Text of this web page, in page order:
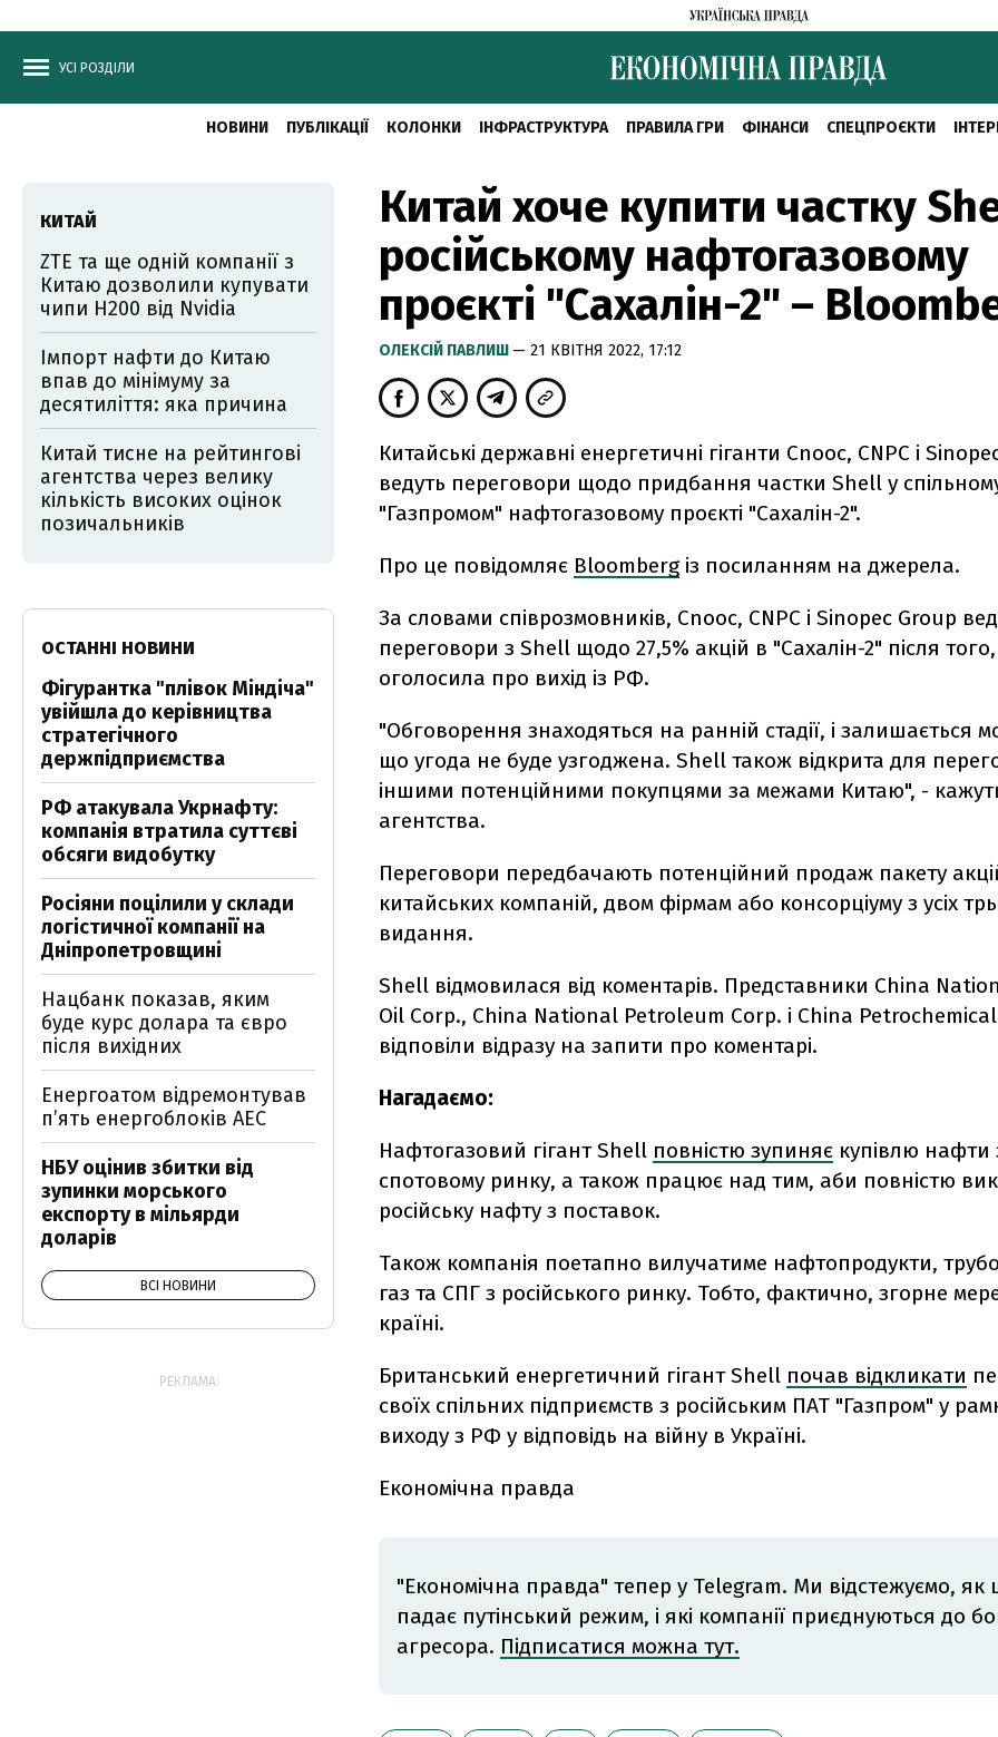
УСІ РОЗДІЛИ
НОВИНИ ПУБЛІКАЦІЇ КОЛОНКИ ІНФРАСТРУКТУРА ПРАВИЛА ГРИ ФІНАНСИ СПЕЦПРОЄКТИ
Китай хоче купити частку
російському нафтогазовому
проєкті "Сахалін-2" –
ОЛЕКСІЙ ПАВЛИШ — 21 КВІТНЯ 2022, 17:12
Китайські державні енергетичні гіганти Cnooc, CNPC і
ведуть переговори щодо придбання частки Shell у
"Газпромом" нафтогазовому проєкті "Сахалін-2".
Про це повідомляє Bloombergіз посиланням на джерела.
За словами співрозмовників, Cnooc, CNPC і Sinopec Group
переговори з Shell щодо 27,5% акцій в "Сахалін-2" після
оголосила про вихід із РФ.
"Обговорення знаходяться на ранній стадії, і залишається
що угода не буде узгоджена. Shell також відкрита для
іншими потенційними покупцями за межами Китаю", -
агентства.
Переговори передбачають потенційний продаж пакету
китайських компаній, двом фірмам або консорціуму з усіх
видання.
Shell відмовилася від коментарів. Представники China
Oil Corp., China National Petroleum Corp. і China
відповіли відразу на запити про коментарі.
Нагадаємо:
Нафтогазовий гігант Shell повністю зупиняє купівлю нафти
спотовому ринку, а також працює над тим, аби повністю
російську нафту з поставок.
Також компанія поетапно вилучатиме нафтопродукти,
газ та СПГ з російського ринку. Тобто, фактично, згорне
країні.
Британський енергетичний гігант Shell почав відкликати
своїх спільних підприємств з російським ПАТ "Газпром" у
виходу з РФ у відповідь на війну в Україні.
Економічна правда
"Економічна правда" тепер у Telegram. Ми відстежуємо, як
падає путінський режим, і які компанії приєднуються до
агресора. Підписатися можна тут.
КИТАЙ
ZTE та ще одній компанії з
Китаю дозволили купувати
чипи H200 від Nvidia
Імпорт нафти до Китаю
впав до мінімуму за
десятиліття: яка причина
Китай тисне на рейтингові
агентства через велику
кількість високих оцінок
позичальників
ОСТАННІ НОВИНИ
Фігурантка "плівок Міндіча"
увійшла до керівництва
стратегічного
держпідприємства
РФ атакувала Укрнафту:
компанія втратила суттєві
обсяги видобутку
Росіяни поцілили у склади
логістичної компанії на
Дніпропетровщині
Нацбанк показав, яким
буде курс долара та євро
після вихідних
Енергоатом відремонтував
п’ять енергоблоків АЕС
НБУ оцінив збитки від
зупинки морського
експорту в мільярди
доларів
ВСІ НОВИНИ
РЕКЛАМА: